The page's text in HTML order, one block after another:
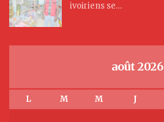
ivoiriens se…
août 2026
L M M J